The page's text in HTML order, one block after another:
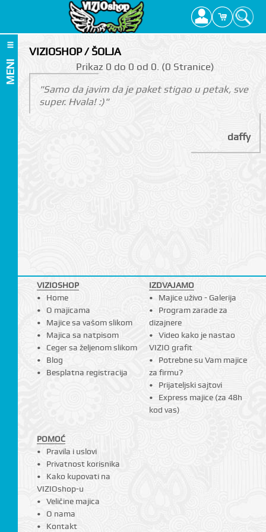
MENI
VIZIOSHOP / ŠOLJA
Prikаz 0 do 0 оd 0. (0 Strаnicе)
"Samo da javim da je paket stigao u petak, sve
super. Hvala! :)"
daffy
VIZIOSHOP
Home
O majicama
Majice sa vašom slikom
Majica sa natpisom
Ceger sa željenom slikom
Blog
Besplatna registracija
IZDVAJAMO
Majice uživo - Galerija
Program zarade za
dizajnere
Video kako je nastao
VIZIO grafit
Potrebne su Vam majice
za firmu?
Prijateljski sajtovi
Express majice (za 48h
kod vas)
POMOĆ
Pravila i uslovi
Privatnost korisnika
Kako kupovati na
VIZIOshop-u
Veličine majica
O nama
Kontakt